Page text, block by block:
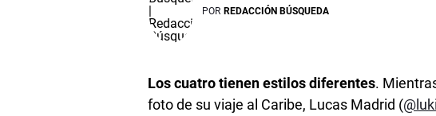
POR REDACCIÓN BÚSQUEDA
Los cuatro tienen estilos diferentes.
foto de su viaje al Caribe, Lucas Madrid (